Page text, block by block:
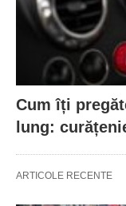
Cum îți
lung:
ARTICOLE RECENTE